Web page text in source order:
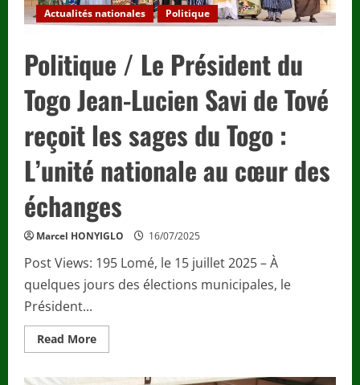
Actualités nationales Politique
Politique / Le Président du
Togo Jean-Lucien Savi de Tové
reçoit les sages du Togo :
L’unité nationale au cœur des
échanges
Marcel HONYIGLO 16/07/2025
Post Views: 195 Lomé, le 15 juillet 2025 – À
quelques jours des élections municipales, le
Président...
Read MoreRead
more